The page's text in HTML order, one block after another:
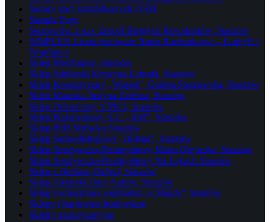
Salony sieci komórkowych GSM
Sample Page
Secesja Sp. z o.o. Zespół Biegłych Rewidentów, Staszów
SIMPLEX Licencjonowane Biuro Rachunkowe – Łodej P. i
Wspólnicy
Sklep Bieliźniany, Staszów
Sklep Jubilerski Krystyna Łoboda, Staszów
Sklep Kosmetyczny „Wispol”, Galeria Staszowska, Staszów
Sklep Maraska Justyna Zaleśna, Staszów
Sklep Odzieżowy VINCI, Staszów
Sklep Przemysłowy S.C. „KM”, Staszów
Sklep PSB Mrówka Staszów
Sklep Samoobsługowy „Helena”, Staszów
Sklep Spożywczo-Przemysłowy Maria Olejarska, Staszów
Sklep Spożywczo-Przemysłowy Na Łąkach Staszów
Sklep z Bielizną Halpol, Staszów
Sklep Zielarski Dary Natury, Staszów
Sklep zoologiczno-wędkarski „u Magdy” Staszów
Sklepy i hurtownie budowlane
Sklepy motoryzacyjne